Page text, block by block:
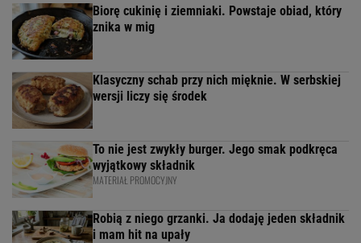
Biorę cukinię i ziemniaki. Powstaje obiad, który
znika w mig
Klasyczny schab przy nich mięknie. W serbskiej
wersji liczy się środek
To nie jest zwykły burger. Jego smak podkręca
wyjątkowy składnik
MATERIAŁ PROMOCYJNY
Robią z niego grzanki. Ja dodaję jeden składnik
i mam hit na upały